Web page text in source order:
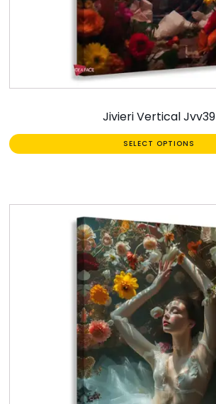
Jivieri Vertical Jvv39
SELECT OPTIONS